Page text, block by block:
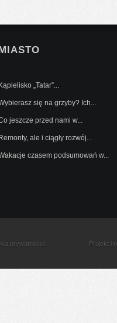
„Tatar”...
się na grzyby? Ich...
jeszcze przed nami w...
ale i ciągły rozwój...
czasem podsumowań w...
prywatnosci Projekt i